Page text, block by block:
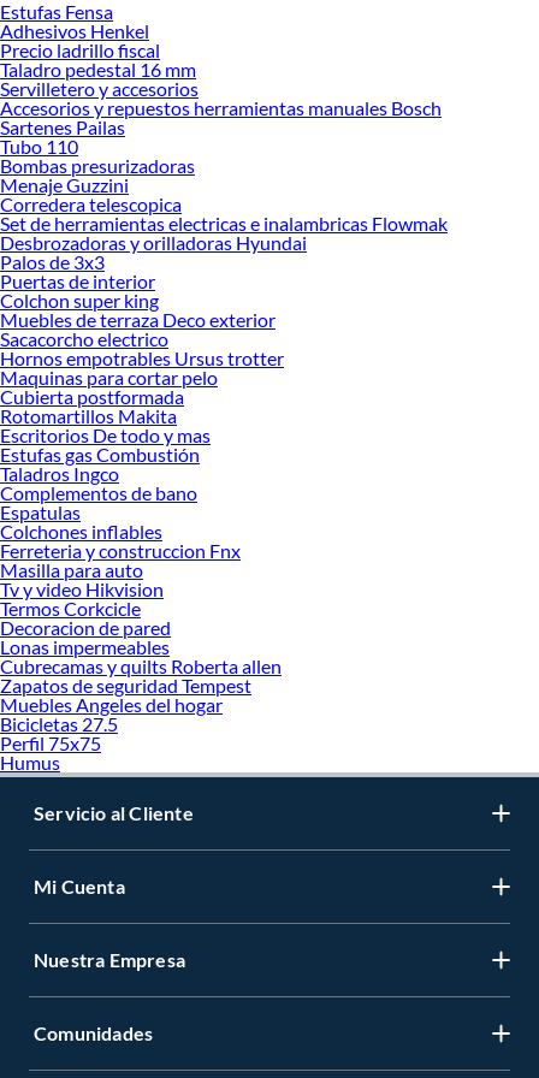
Desde remodelaciones hasta proyectos de decoración, estamos aquí para hacer
tus ideas realidad. ¡Visítanos y encuentra todo lo que tenemos para ofrecerte en
Canalización!
Explora la variedad de productos de Canalización en Sodimac
Herramientas, materiales y accesorios de calidad para tus proyectos y
renovación de espacios. ¡Visítanos y descubre todo lo que tenemos para
ofrecerte!
Encuentra una amplia variedad de productos de Canalización en Sodimac.
Encuentra todo lo necesario para tus proyectos de renovación y decoración.
¡Visítanos y haz tus ideas realidad!
Estufas Fensa
Adhesivos Henkel
Precio ladrillo fiscal
Taladro pedestal 16 mm
Servilletero y accesorios
Accesorios y repuestos herramientas manuales Bosch
Sartenes Pailas
Tubo 110
Bombas presurizadoras
Menaje Guzzini
Corredera telescopica
Set de herramientas electricas e inalambricas Flowmak
Desbrozadoras y orilladoras Hyundai
Palos de 3x3
Puertas de interior
Colchon super king
Muebles de terraza Deco exterior
Sacacorcho electrico
Hornos empotrables Ursus trotter
Maquinas para cortar pelo
Cubierta postformada
Rotomartillos Makita
Escritorios De todo y mas
Estufas gas Combustión
Taladros Ingco
Complementos de bano
Espatulas
Colchones inflables
Ferreteria y construccion Fnx
Masilla para auto
Tv y video Hikvision
Termos Corkcicle
Decoracion de pared
Lonas impermeables
Cubrecamas y quilts Roberta allen
Zapatos de seguridad Tempest
Muebles Angeles del hogar
Bicicletas 27.5
Perfil 75x75
Humus
Servicio al Cliente
Mi Cuenta
Nuestra Empresa
Comunidades